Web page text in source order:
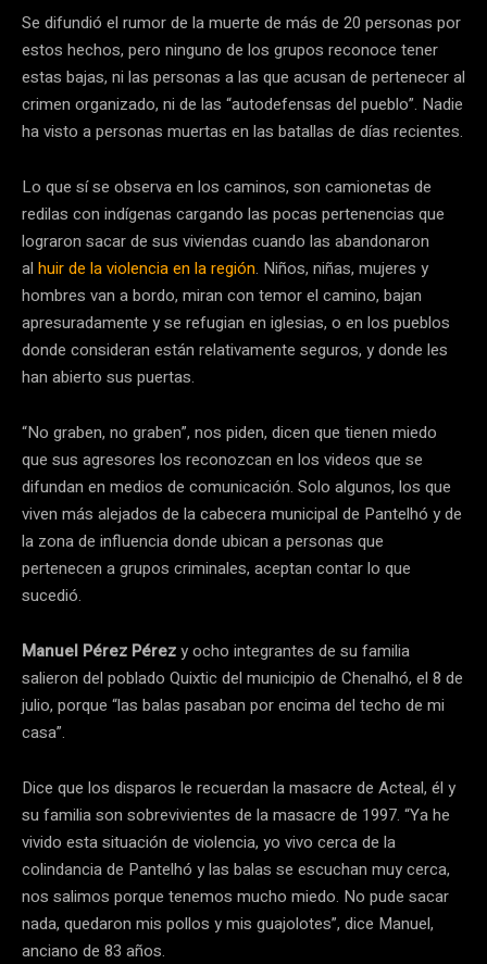
Se difundió el rumor de la muerte de más de 20 personas por
estos hechos, pero ninguno de los grupos reconoce tener
estas bajas, ni las personas a las que acusan de pertenecer al
crimen organizado, ni de las “autodefensas del pueblo”. Nadie
ha visto a personas muertas en las batallas de días recientes.
Lo que sí se observa en los caminos, son camionetas de
redilas con indígenas cargando las pocas pertenencias que
lograron sacar de sus viviendas cuando las abandonaron
al huir de la violencia en la región. Niños, niñas, mujeres y
hombres van a bordo, miran con temor el camino, bajan
apresuradamente y se refugian en iglesias, o en los pueblos
donde consideran están relativamente seguros, y donde les
han abierto sus puertas.
“No graben, no graben”, nos piden, dicen que tienen miedo
que sus agresores los reconozcan en los videos que se
difundan en medios de comunicación. Solo algunos, los que
viven más alejados de la cabecera municipal de Pantelhó y de
la zona de influencia donde ubican a personas que
pertenecen a grupos criminales, aceptan contar lo que
sucedió.
Manuel Pérez Pérezy ocho integrantes de su familia
salieron del poblado Quixtic del municipio de Chenalhó, el 8 de
julio, porque “las balas pasaban por encima del techo de mi
casa”.
Dice que los disparos le recuerdan la masacre de Acteal, él y
su familia son sobrevivientes de la masacre de 1997. “Ya he
vivido esta situación de violencia, yo vivo cerca de la
colindancia de Pantelhó y las balas se escuchan muy cerca,
nos salimos porque tenemos mucho miedo. No pude sacar
nada, quedaron mis pollos y mis guajolotes”, dice Manuel,
anciano de 83 años.